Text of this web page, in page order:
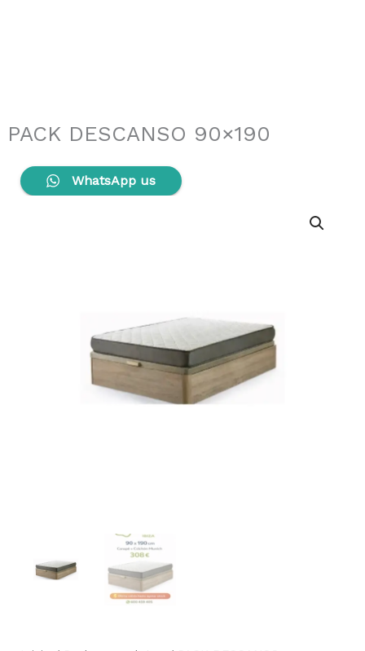
PACK DESCANSO 90×190
WhatsApp us